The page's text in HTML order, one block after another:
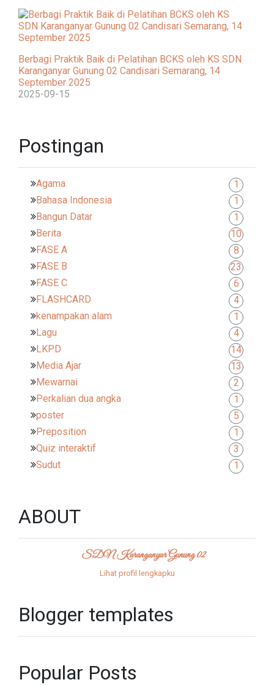
Berbagi Praktik Baik di Pelatihan BCKS oleh KS SDN
Karanganyar Gunung 02 Candisari Semarang, 14
September 2025
2025-09-15
Postingan
Agama
1
Bahasa Indonesia
1
Bangun Datar
1
Berita
10
FASE A
8
FASE B
23
FASE C
6
FLASHCARD
4
kenampakan alam
1
Lagu
4
LKPD
14
Media Ajar
13
Mewarnai
2
Perkalian dua angka
1
poster
5
Preposition
1
Quiz interaktif
3
Sudut
1
ABOUT
SDN Karanganyar Gunung 02
Lihat profil lengkapku
Blogger templates
Popular Posts